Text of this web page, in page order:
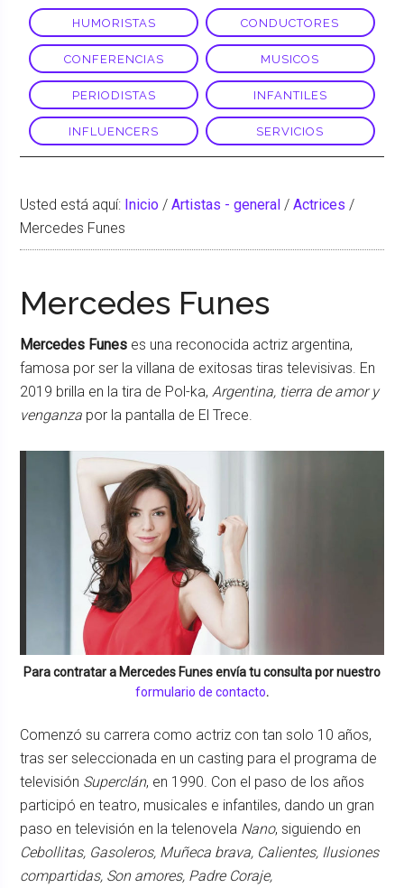
HUMORISTAS CONDUCTORES
CONFERENCIAS MUSICOS
PERIODISTAS INFANTILES
INFLUENCERS SERVICIOS
Usted está aquí: Inicio / Artistas - general / Actrices /
Mercedes Funes
Mercedes Funes
Mercedes Funes es una reconocida actriz argentina,
famosa por ser la villana de exitosas tiras televisivas. En
2019 brilla en la tira de Pol-ka,Argentina, tierra de amor y
venganza por la pantalla de El Trece.
Para contratar a Mercedes Funesenvía tu consulta por nuestro
formulario de contacto.
Comenzó su carrera como actriz con tan solo 10 años,
tras ser seleccionada en un casting para el programa de
televisión Superclán, en 1990. Con el paso de los años
participó en teatro, musicales e infantiles, dando un gran
paso en televisión en la telenovela Nano, siguiendo en
Cebollitas, Gasoleros, Muñeca brava, Calientes, Ilusiones
compartidas, Son amores, Padre Coraje,